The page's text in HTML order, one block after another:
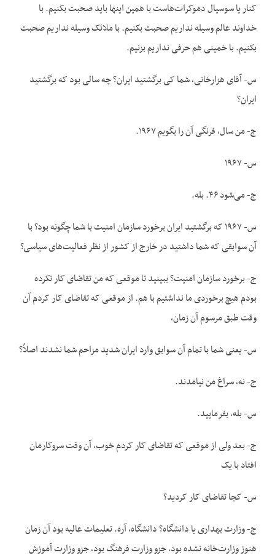
کنار یا سوسیال دموکرات‌هاست با همین اینها باید صحبت بکنیم. با
خداوند عالم وسیله نداریم صحبت بکنیم. با ملائک وسیله نداریم صحبت
بکنیم. با خمینی هم حرفی نداریم بزنیم.
س- آقای هزارخانی، شما کی برگشتید ایران؟ چه سالی بود که برگشتید
ایران؟
ج- من سال، فرنگی آن را بگویم ۱۹۶۷.
س- ۱۹۶۷
ج- می‌شود ۴۶. بله.
س- ۱۹۶۷ که برگشتید ایران برخورد سازمان امنیت با شما چگونه بود؟ با
آن سوابقی که شما داشتید در خارج از کشور از نظر فعالیت‌های سیاسی؟
ج- برخورد سازمان امنیت؟ ببینید تا موقعی که من تقاضای کار نکرده
بودم هیچ برخوردی ما نداشتیم با هم. از موقعی که تقاضای کار کردم آن
وقت طبق مرسوم آن زمان،
س- یعنی شما با تمام آن سوابق وارد ایران شدید مزاحم شما نشدند اصلاً؟
ج- نه، سراغ من نیامدند.
س- بله، بفرمایید.
ج- بعد ولی از موقعی که تقاضای کار کردم خوب، آن وقت سروکارمان
افتاد با یک
س- کجا تقاضای کار کردید؟
ج- وزارت بهداری یا دانشگاه؟ دانشگاه، آره. تعلیمات عالیه بود آن زمان
هنوز وزارت‌خانه نشده بود، جزو وزارت فرهنگ بود، جزو وزارت آموزش